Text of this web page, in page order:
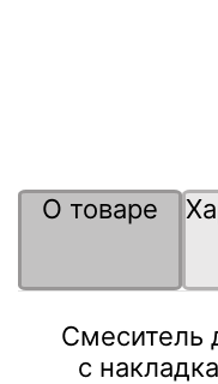
О товаре
Смеситель
с